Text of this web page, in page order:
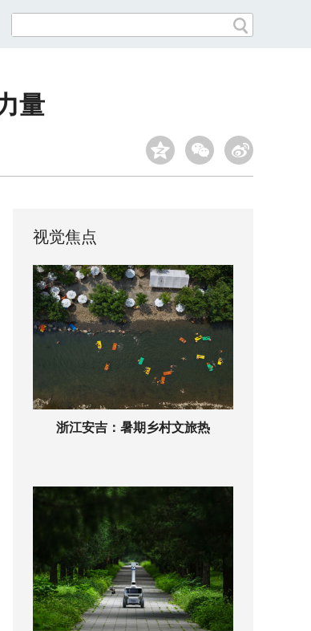
量
视觉焦点
浙江安吉：暑期乡村文旅热